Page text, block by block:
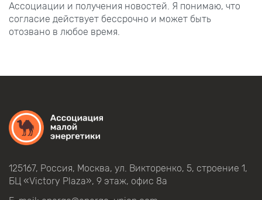
Ассоциации и получения новостей. Я понимаю, что
согласие действует бессрочно и может быть
отозвано в любое время.
125167, Россия, Москва, ул. Викторенко, 5, строение 1,
БЦ «Victory Plaza», 9 этаж, офис 8а